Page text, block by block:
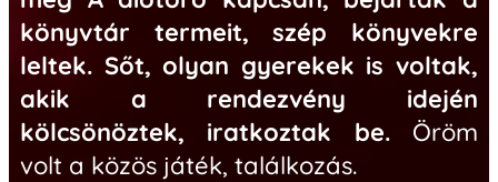
könyvtár termeit, szép könyvekre
leltek. Sőt, olyan gyerekek is voltak,
akik a rendezvény idején
kölcsönöztek, iratkoztak be.Öröm
volt a közös játék, találkozás.